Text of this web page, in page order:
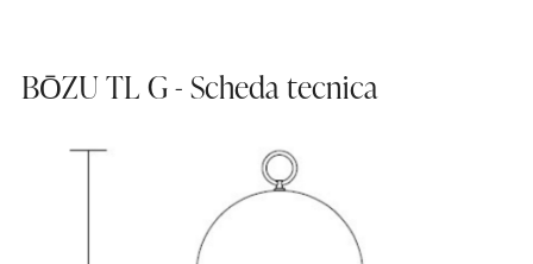
BŌZU TL G - Scheda tecnica